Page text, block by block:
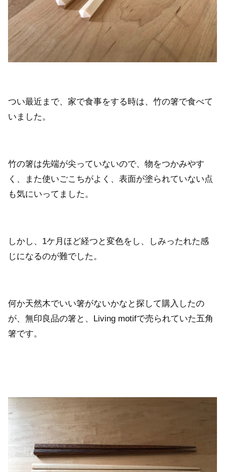
つい最近まで、家で食事をする時は、竹の箸で食べて
いました。
竹の箸は先端が尖っていないので、物をつかみやす
く、また使いごこちがよく、表面が塗られていない点
も気にいってました。
しかし、1ケ月ほど経つと変色をし、しみったれた感
じになるのが難でした。
何か天然木でいい箸がないかなと探して購入したの
が、無印良品の箸と、Living motifで売られていた五角
箸です。